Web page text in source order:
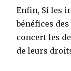
Enfin, Si les
bénéfices
concert les
de leurs